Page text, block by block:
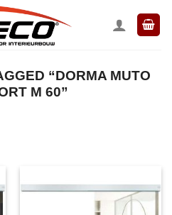
“DORMA MUTO
M 60”